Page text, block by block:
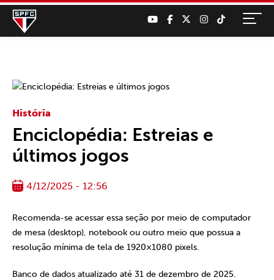
História
Enciclopédia: Estreias e
últimos jogos
4/12/2025 - 12:56
Recomenda-se acessar essa seção por meio de computador
de mesa (desktop), notebook ou outro meio que possua a
resolução mínima de tela de 1920×1080 pixels.
Banco de dados atualizado até 31 de dezembro de 2025.